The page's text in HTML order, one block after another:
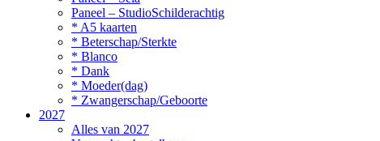
Paneel – StudioSchilderachtig
* A5 kaarten
* Beterschap/Sterkte
* Blanco
* Dank
* Moeder(dag)
* Zwangerschap/Geboorte
2027
Alles van 2027